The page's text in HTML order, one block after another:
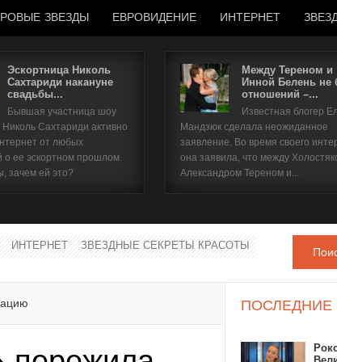
ЗВЕЗДЫ ЕВРОВИДЕНИЕ ИНТЕРНЕТ
Эскортница Николь
Сахтариди накануне
свадьбы...
Бывшая участница шоу
Сахтариди активно
от любых
о ее эскортном прошлом.
зачем ей это?
Между Тереном и
Инной Белень не
отношений –...
Известная блогер
Мандзюк сделала неожиданное
заявление. Во время своего
она заявила, что между
Александром Тереном и...
ИНТЕРНЕТ ЗВЕЗДНЫЕ СЕКРЕТЫ КРАСОТЫ
ПОСЛЕДНИЕ
Имя пользователя
Забыли имя пользователя?